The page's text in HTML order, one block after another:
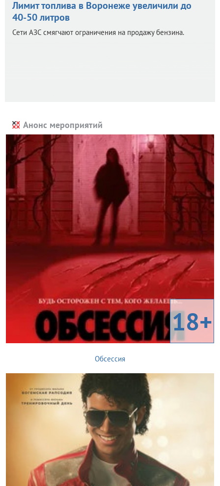
Лимит топлива в Воронеже увеличили до
40-50 литров
Сети АЗС смягчают ограничения на продажу бензина.
Анонс мероприятий
18+
Обсессия